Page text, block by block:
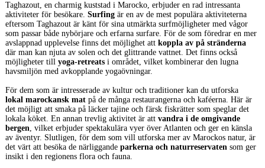
Taghazout, en charmig kuststad i Marocko, erbjuder en rad intressanta
aktiviteter för besökare. Surfingär en av de mest populära aktiviteterna
eftersom Taghazout är känt för sina utmärkta surfmöjligheter med vågor
som passar både nybörjare och erfarna surfare. För de som föredrar en mer
avslappnad upplevelse finns det möjlighet att koppla av på stränderna
där man kan njuta av solen och det glittrande vattnet. Det finns också
möjligheter till yoga-retreatsi området, vilket kombinerar den lugna
havsmiljön med avkopplande yogaövningar.
För dem som är intresserade av kultur och traditioner kan du utforska
lokal marockansk matpå de många restaurangerna och kaféerna. Här är
det möjligt att smaka på läcker tajine och färsk fiskrätter som speglar det
lokala köket. En annan trevlig aktivitet är att vandra i de omgivande
bergen, vilket erbjuder spektakulära vyer över Atlanten och ger en känsla
av äventyr. Slutligen, för dem som vill utforska mer av Marockos natur, är
det värt att besöka de närliggande parkerna och naturreservatensom ger
insikt i den regionens flora och fauna.